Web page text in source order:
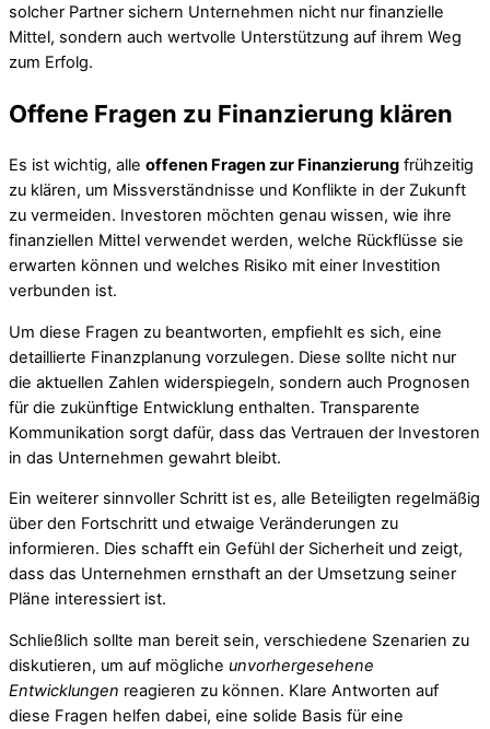
solcher Partner sichern Unternehmen nicht nur finanzielle
Mittel, sondern auch wertvolle Unterstützung auf ihrem Weg
zum Erfolg.
Offene Fragen zu Finanzierung klären
Es ist wichtig, alle offenen Fragen zur Finanzierung frühzeitig
zu klären, um Missverständnisse und Konflikte in der Zukunft
zu vermeiden. Investoren möchten genau wissen, wie ihre
finanziellen Mittel verwendet werden, welche Rückflüsse sie
erwarten können und welches Risiko mit einer Investition
verbunden ist.
Um diese Fragen zu beantworten, empfiehlt es sich, eine
detaillierte Finanzplanung vorzulegen. Diese sollte nicht nur
die aktuellen Zahlen widerspiegeln, sondern auch Prognosen
für die zukünftige Entwicklung enthalten. Transparente
Kommunikation sorgt dafür, dass das Vertrauen der Investoren
in das Unternehmen gewahrt bleibt.
Ein weiterer sinnvoller Schritt ist es, alle Beteiligten regelmäßig
über den Fortschritt und etwaige Veränderungen zu
informieren. Dies schafft ein Gefühl der Sicherheit und zeigt,
dass das Unternehmen ernsthaft an der Umsetzung seiner
Pläne interessiert ist.
Schließlich sollte man bereit sein, verschiedene Szenarien zu
diskutieren, um auf mögliche unvorhergesehene
Entwicklungen reagieren zu können. Klare Antworten auf
diese Fragen helfen dabei, eine solide Basis für eine